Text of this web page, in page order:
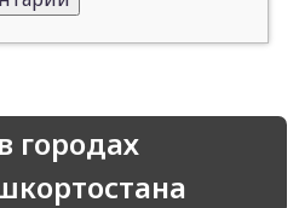
городах